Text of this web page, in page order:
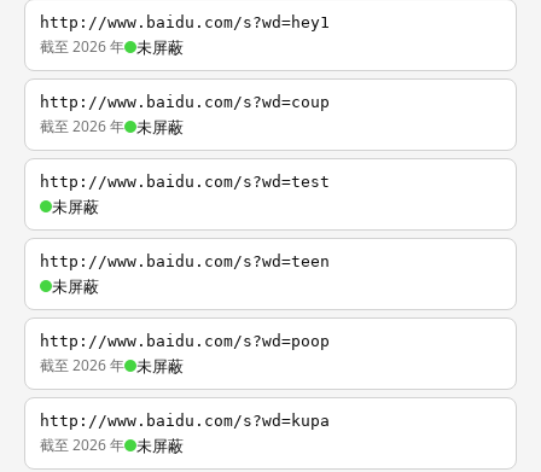
http://www.baidu.com/s?wd=hey1
截至 2026 年 未屏蔽
http://www.baidu.com/s?wd=coup
截至 2026 年 未屏蔽
http://www.baidu.com/s?wd=test
未屏蔽
http://www.baidu.com/s?wd=teen
未屏蔽
http://www.baidu.com/s?wd=poop
截至 2026 年 未屏蔽
http://www.baidu.com/s?wd=kupa
截至 2026 年 未屏蔽